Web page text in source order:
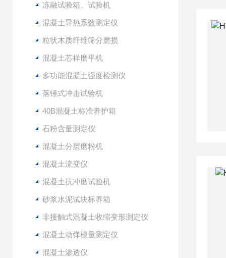
冻融试验箱、试验机
混凝土导热系数测定仪
粒状木质纤维筛分磨损
混凝土芯样磨平机
多功能混凝土强度检测仪
落锤式冲击试验机
40B混凝土标准养护箱
石粉含量测定仪
混凝土分层磨粉机
混凝土流变仪
混凝土抗冲磨试验机
砂浆水泥试块标养箱
非接触式混凝土收缩变形测定仪
混凝土动弹模量测定仪
混凝土渗透仪